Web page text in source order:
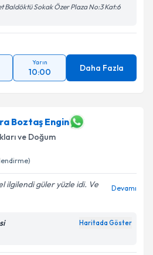
Baldöktü Sokak Özer Plaza No:3 Kat:6
Yarın
10:00 Daha Fazla
Boztaş Engin
ve Doğum
ilgilendi güler yüzle idi. Ve
Devamı
Haritada Göster